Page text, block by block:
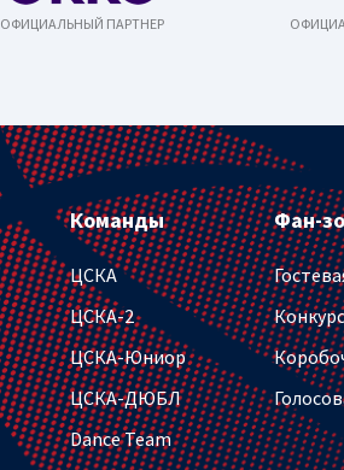
ОФИЦИАЛЬНЫЙ ПАРТНЕР
Команды
ЦСКА
ЦСКА-2
ЦСКА-Юниор
ЦСКА-ДЮБЛ
Dance Team
Фан-